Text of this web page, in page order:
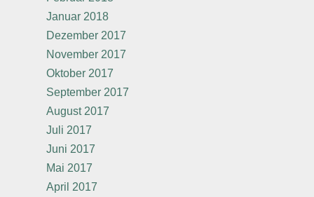
Januar 2018
Dezember 2017
November 2017
Oktober 2017
September 2017
August 2017
Juli 2017
Juni 2017
Mai 2017
April 2017